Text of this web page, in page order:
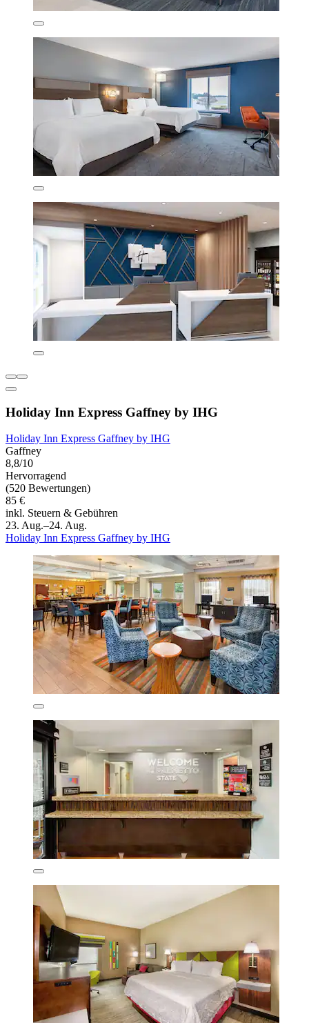
Holiday Inn Express Gaffney by IHG
Holiday Inn Express Gaffney by IHG
Gaffney
8,8/10
Hervorragend
(520 Bewertungen)
85 €
inkl. Steuern & Gebühren
23. Aug.–24. Aug.
Holiday Inn Express Gaffney by IHG